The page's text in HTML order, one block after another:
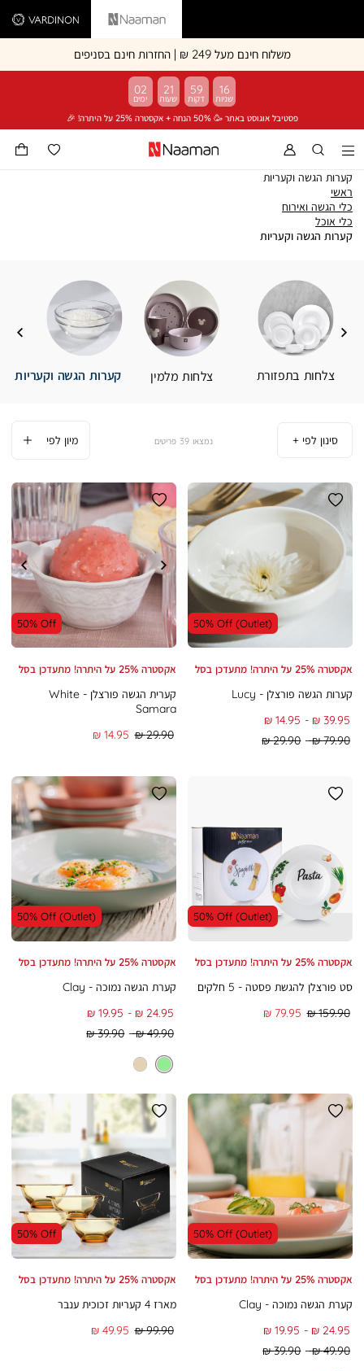
Vardinon Naaman
משלוח חינם מעל 249 ₪ | החזרות חינם בסניפים
פסטיבל אוגוסט באתר 🥳 50% הנחה + אקסטרה 25% על היתרה! 🎉
02 21 59 15
קערות הגשה וקעריות
ראשי
כלי הגשה ואירוחכלי
ואירוח
כלי אוכלכלי
אוכל
קערות הגשה וקעריות
קערות הגשה וקעריות צלחות מלמין צלחות בתפזורת
סינון לפי 39 פריטים
50% Off (Outlet)
אקסטרה 25% על היתרה! מתעדכן בסל
קערות הגשה פורצלן - Lucy
Regular
29.90 ₪
Regular
79.90 ₪
From
14.95 ₪ To
39.95 ₪
50% Off
אקסטרה 25% על היתרה! מתעדכן בסל
קערית הגשה פורצלן - White
Samara
מחיר
14.95 ₪
מחיר
29.90 ₪
50% Off (Outlet)
אקסטרה 25% על היתרה! מתעדכן בסל
סט פורצלן להגשת פסטה - 5 חלקים
מחיר
79.95 ₪
מחיר
159.90 ₪
50% Off (Outlet)
אקסטרה 25% על היתרה! מתעדכן בסל
קערת הגשה נמוכה - Clay
Regular
39.90 ₪
Regular
Price
49.90 ₪
From
19.95 ₪ To
24.95 ₪
50% Off (Outlet)
אקסטרה 25% על היתרה! מתעדכן בסל
קערת הגשה נמוכה - Clay
Regular
39.90 ₪
Regular
49.90 ₪
From
19.95 ₪ To
24.95 ₪
50% Off
אקסטרה 25% על היתרה! מתעדכן בסל
מארז 4 קעריות זכוכית ענבר
מחיר
49.95 ₪
מחיר
99.90 ₪